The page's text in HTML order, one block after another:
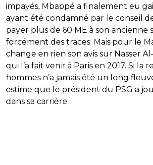
impayés, Mbappé a finalement eu
ayant été condamné par le conseil
payer plus de 60 ME à son ancienne
forcément des traces. Mais pour le
change en rien son avis sur Nasser
qui l’a fait venir à Paris en 2017. Si
hommes n’a jamais été un long
estime que le président du PSG a
dans sa carrière.